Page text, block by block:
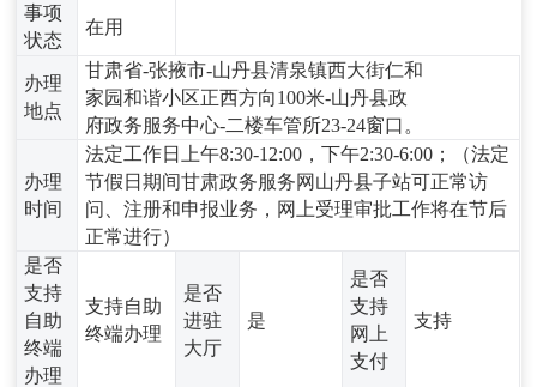
事项
状态
在用
办理
地点
甘肃省-张掖市-山丹县清泉镇西大街仁和
家园和谐小区正西方向100米-山丹县政
府政务服务中心-二楼车管所23-24窗口。
办理
时间
法定工作日上午8:30-12:00，下午2:30-6:00；（法定
节假日期间甘肃政务服务网山丹县子站可正常访
问、注册和申报业务，网上受理审批工作将在节后
正常进行）
是否
支持
自助
终端
办理
支持自助
终端办理
是否
进驻
大厅
是
是否
支持
网上
支付
支持